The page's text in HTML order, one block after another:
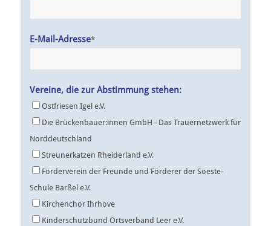
E-Mail-Adresse*
Vereine, die zur Abstimmung stehen:
Ostfriesen Igel e.V.
Die Brückenbauer:innen GmbH - Das Trauernetzwerk für
Norddeutschland
Streunerkatzen Rheiderland e.V.
Förderverein der Freunde und Förderer der Soeste-
Schule Barßel e.V.
Kirchenchor Ihrhove
Kinderschutzbund Ortsverband Leer e.V.